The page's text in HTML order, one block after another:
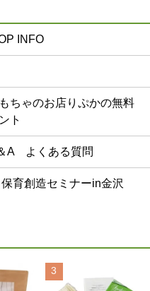
INFO
ちゃのお店りぷかの無料
ト
A よくある質問
育創造セミナーin金沢
3